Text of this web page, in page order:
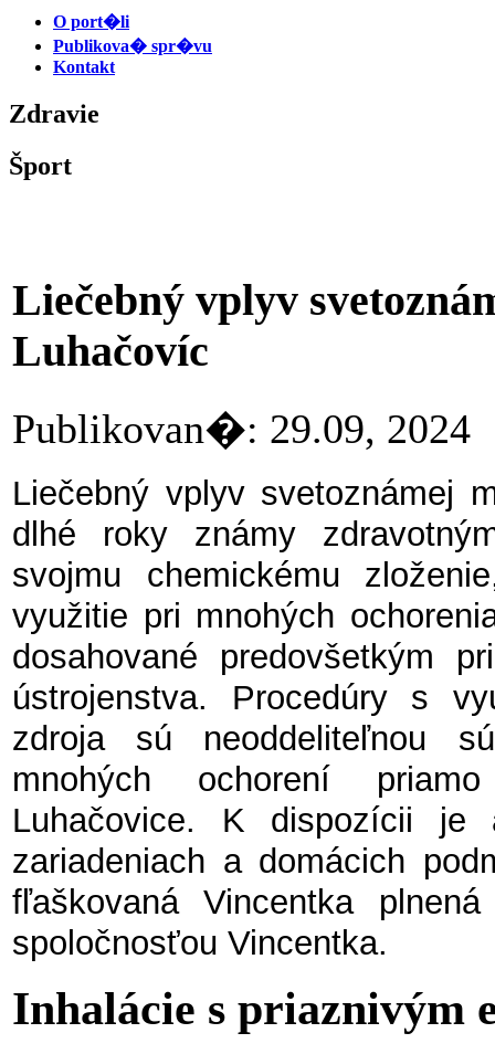
O port�li
Publikova� spr�vu
Kontakt
Zdravie
Šport
Liečebný vplyv
Luhačovíc
Publikovan�: 29.09,
Liečebný vplyv svetoznámej
dlhé roky známy
svojmu chemickému
využitie pri mnohých
dosahované predovšetkým
ústrojenstva. Procedúry s
zdroja sú neoddeliteľnou
mnohých ochorení
Luhačovice. K dispozícii je
zariadeniach a domácich
fľaškovaná Vincentka
spoločnosťou Vincentka.
Inhalácie s priaznivým